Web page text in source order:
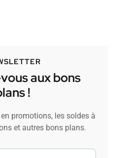
aux bons
!
promotions, les soldes à
et autres bons plans.